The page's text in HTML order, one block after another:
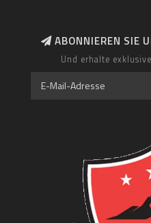
ABONNIEREN SIE
Und erhalte